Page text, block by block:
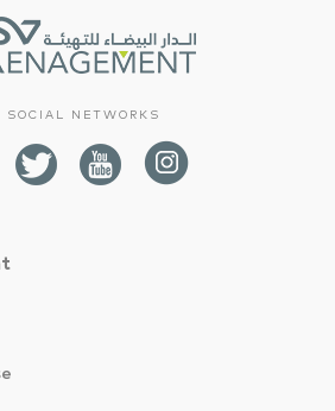
SOCIAL NETWORKS